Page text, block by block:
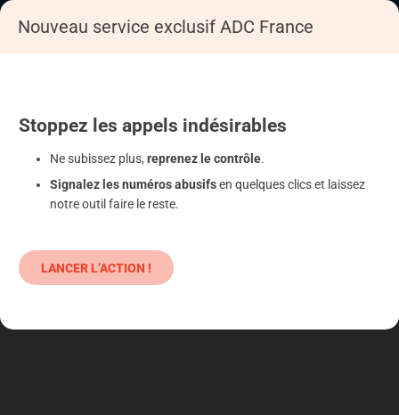
Nouveau service exclusif ADC France
Stoppez les appels indésirables
Ne subissez plus, reprenez le contrôle.
Signalez les numéros abusifsen quelques clics et laissez
notre outil faire le reste.
LANCER L’ACTION !